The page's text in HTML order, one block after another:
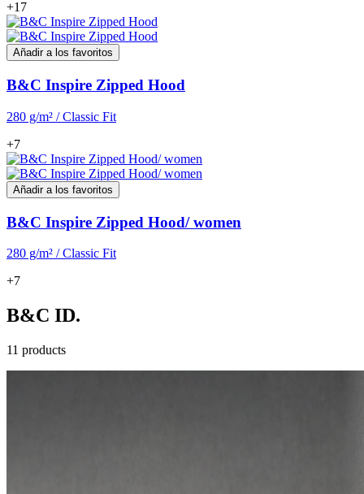
+17
Añadir a los favoritos
B&C Inspire Zipped Hood
280 g/m² / Classic Fit
+7
Añadir a los favoritos
B&C Inspire Zipped Hood/ women
280 g/m² / Classic Fit
+7
B&C ID.
11 products